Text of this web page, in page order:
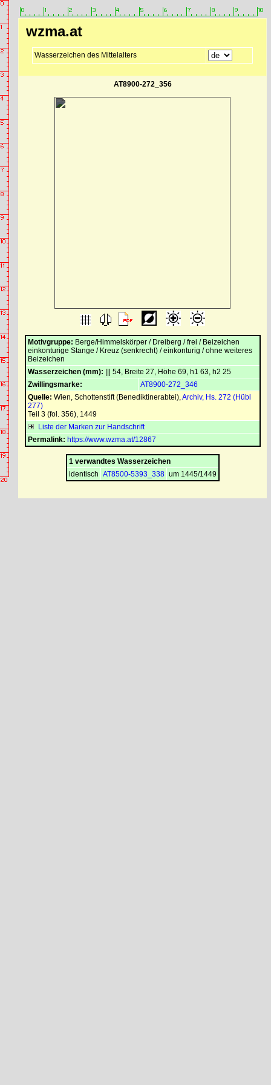
wzma.at
Wasserzeichen des Mittelalters
AT8900-272_356
Motivgruppe: Berge/Himmelskörper / Dreiberg / frei / Beizeichen
einkonturige Stange / Kreuz (senkrecht) / einkonturig / ohne weiteres
Beizeichen
Wasserzeichen (mm): ||| 54, Breite 27, Höhe 69, h1 63, h2 25
Zwillingsmarke:
AT8900-272_346
Quelle: Wien, Schottenstift (Benediktinerabtei),Archiv, Hs. 272 (Hübl
277)
Teil 3 (fol. 356), 1449
Liste der Marken zur Handschrift
Permalink: https://www.wzma.at/12867
1 verwandtes Wasserzeichen
identisch AT8500-5393_338 um 1445/1449